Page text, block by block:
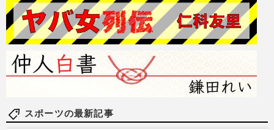
スポーツの最新記事